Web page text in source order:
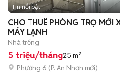
Tin nổi bật
CHO THUÊ PHÒNG TRỌ MỚI XÂY – HẺM XE
MÁY LẠNH
Nhà trống
5 triệu/tháng25 m²
Phường 6 (P. An Nhơn mới)